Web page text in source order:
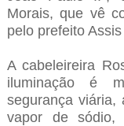
Morais, que vê
pelo prefeito
A cabeleireira
iluminação é
segurança viária,
vapor de sódio,